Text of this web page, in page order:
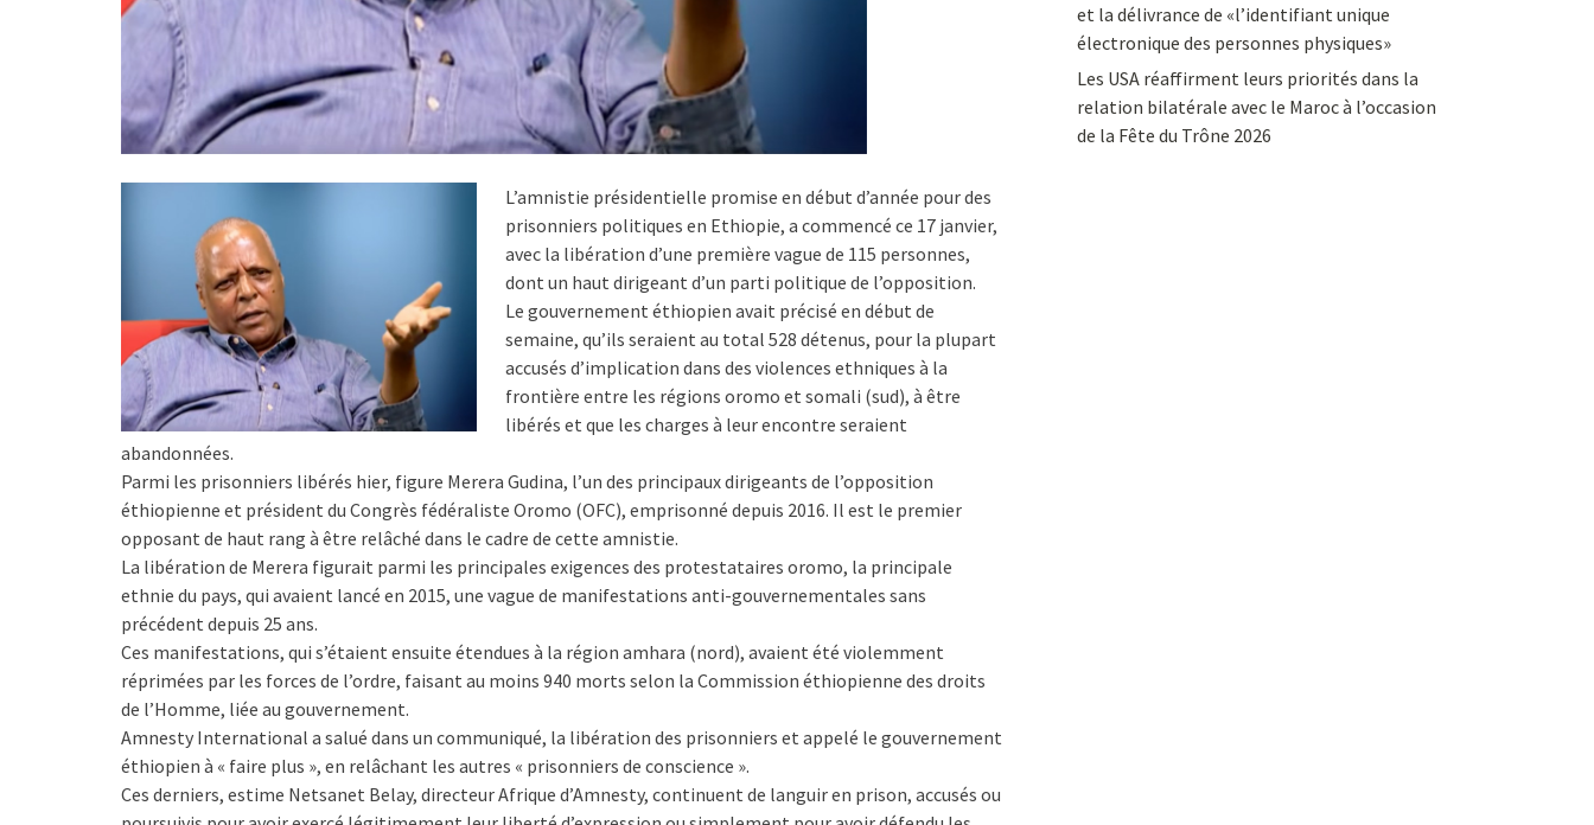
L’amnistie présidentielle promise en début d’année pour des
prisonniers politiques en Ethiopie, a commencé ce 17 janvier,
avec la libération d’une première vague de 115 personnes,
dont un haut dirigeant d’un parti politique de l’opposition.
Le gouvernement éthiopien avait précisé en début de
semaine, qu’ils seraient au total 528 détenus, pour la plupart
accusés d’implication dans des violences ethniques à la
frontière entre les régions oromo et somali (sud), à être
libérés et que les charges à leur encontre seraient
abandonnées.
Parmi les prisonniers libérés hier, figure Merera Gudina, l’un des principaux dirigeants de l’opposition
éthiopienne et président du Congrès fédéraliste Oromo (OFC), emprisonné depuis 2016. Il est le premier
opposant de haut rang à être relâché dans le cadre de cette amnistie.
La libération de Merera figurait parmi les principales exigences des protestataires oromo, la principale
ethnie du pays, qui avaient lancé en 2015, une vague de manifestations anti-gouvernementales sans
précédent depuis 25 ans.
Ces manifestations, qui s’étaient ensuite étendues à la région amhara (nord), avaient été violemment
réprimées par les forces de l’ordre, faisant au moins 940 morts selon la Commission éthiopienne des droits
de l’Homme, liée au gouvernement.
Amnesty International a salué dans un communiqué, la libération des prisonniers et appelé le gouvernement
éthiopien à « faire plus », en relâchant les autres « prisonniers de conscience ».
Ces derniers, estime Netsanet Belay, directeur Afrique d’Amnesty, continuent de languir en prison, accusés ou
et la délivrance de «l’identifiant unique
électronique des personnes physiques»
Les USA réaffirment leurs priorités dans la
relation bilatérale avec le Maroc à l’occasion
de la Fête du Trône 2026